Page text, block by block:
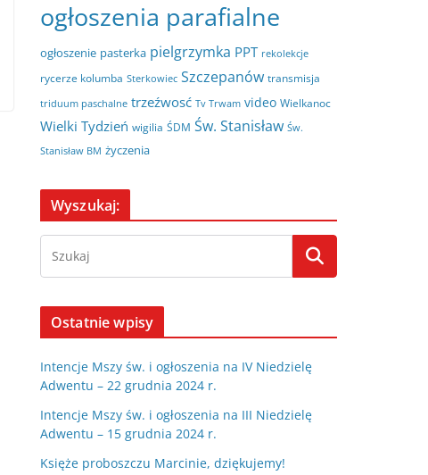
ogłoszenia parafialne
ogłoszenie pasterka pielgrzymka PPT rekolekcje
rycerze kolumba Sterkowiec Szczepanów transmisja
triduum paschalne trzeźwosć Tv Trwam video Wielkanoc
Wielki Tydzień wigilia ŚDM Św. Stanisław Św.
Stanisław BM życzenia
Wyszukaj:
Ostatnie wpisy
Intencje Mszy św. i ogłoszenia na IV Niedzielę
Adwentu – 22 grudnia 2024 r.
Intencje Mszy św. i ogłoszenia na III Niedzielę
Adwentu – 15 grudnia 2024 r.
Księże proboszczu Marcinie, dziękujemy!